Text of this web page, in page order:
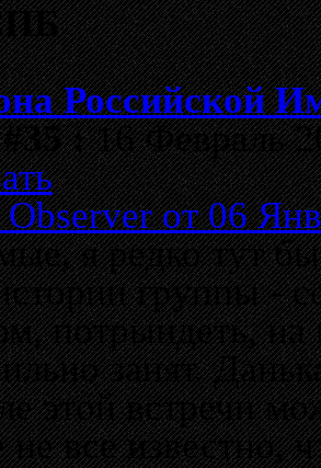
Российской
:16 Февраль
от 06
я редко тут
группы -
потрындеть, на
занят.
этой встречи
все известно,